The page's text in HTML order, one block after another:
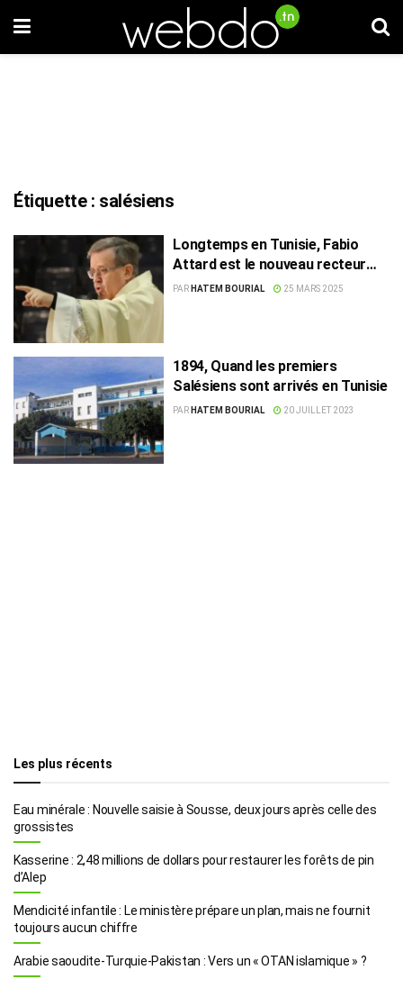
Étiquette : salésiens
Longtemps en Tunisie, Fabio
Attard est le nouveau recteur
des Salésiens du monde
PAR HATEM BOURIAL 25 MARS 2025
1894, Quand les premiers
Salésiens sont arrivés en Tunisie
PAR HATEM BOURIAL 20 JUILLET 2023
Les plus récents
Eau minérale : Nouvelle saisie à Sousse, deux jours après celle des
grossistes
Kasserine : 2,48 millions de dollars pour restaurer les forêts de pin
d’Alep
Mendicité infantile : Le ministère prépare un plan, mais ne fournit
toujours aucun chiffre
Arabie saoudite-Turquie-Pakistan : Vers un « OTAN islamique » ?